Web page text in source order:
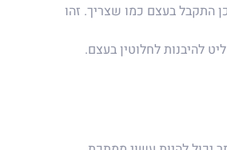
התקבל בעצם כמו שצריך. זהו
להיבנות לחלוטין בעצם.